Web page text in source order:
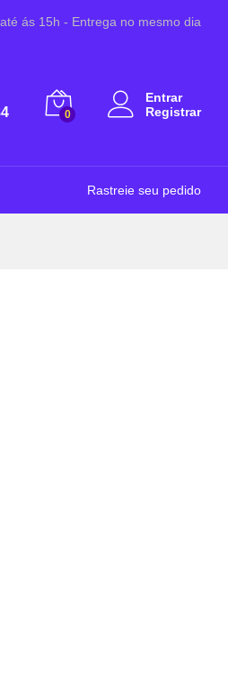
ás 15h - Entrega no mesmo dia
0
Entrar
Registrar
Rastreie seu pedido
Adicionar ao Carrinho